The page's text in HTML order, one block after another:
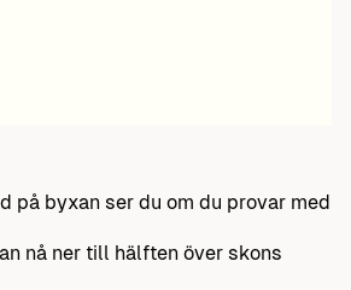
på byxan ser du om du provar med
nå ner till hälften över skons